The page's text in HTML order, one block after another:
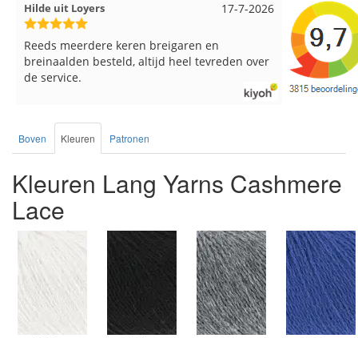
17-7-2026
Hilde uit Loyers
Reeds meerdere keren breigaren en
breinaalden besteld, altijd heel tevreden over
de service.
Loes uit
Snelle
Boven Kleuren Patronen
Kleuren Lang Yarns Cashmere
Lace